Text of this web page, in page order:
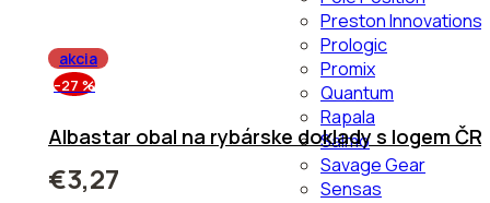
Preston Innovations
Prologic
Promix
Quantum
Rapala
Salmo
Savage Gear
Sensas
akcia
–27 %
Albastar obal na rybárske doklady s logem
€3,27